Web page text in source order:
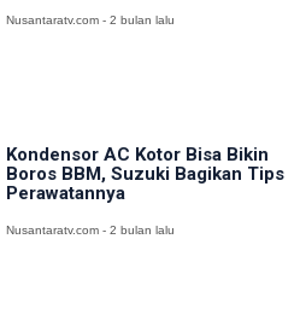
Nusantaratv.com - 2 bulan lalu
Kondensor AC Kotor Bisa Bikin
Boros BBM, Suzuki Bagikan Tips
Perawatannya
Nusantaratv.com - 2 bulan lalu